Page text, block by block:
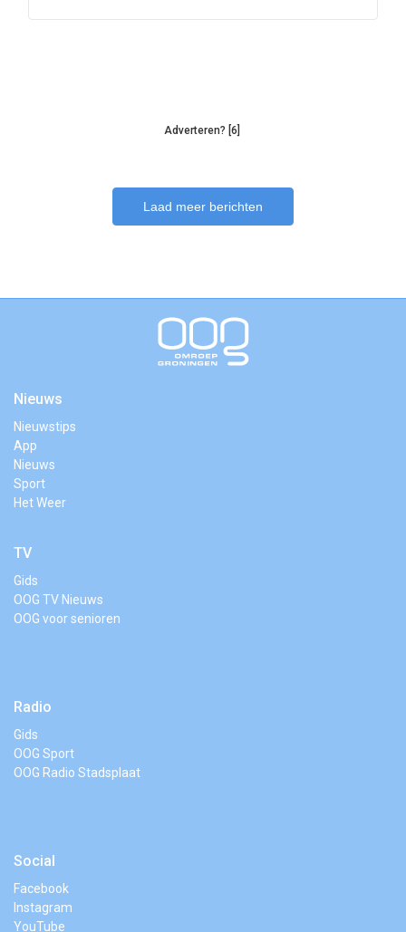
Adverteren? [6]
Laad meer berichten
Nieuws
Nieuwstips
App
Nieuws
Sport
Het Weer
TV
Gids
OOG TV Nieuws
OOG voor senioren
Radio
Gids
OOG Sport
OOG Radio Stadsplaat
Social
Facebook
Instagram
YouTube